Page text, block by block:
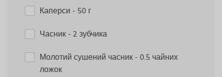
Каперси - 50 г
Часник- 2 зубчика
Молотий сушений часник- 0.5 чайних
ложок